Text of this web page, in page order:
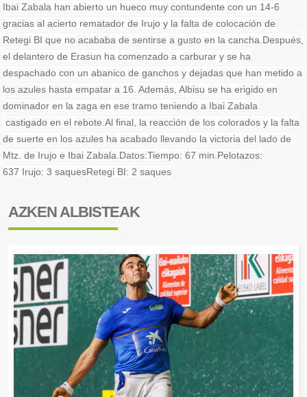
Ibai Zabala han abierto un hueco muy contundente con un 14-6
gracias al acierto rematador de Irujo y la falta de colocación de
Retegi BI que no acababa de sentirse a gusto en la cancha.Después,
el delantero de Erasun ha comenzado a carburar y se ha
despachado con un abanico de ganchos y dejadas que han metido a
los azules hasta empatar a 16. Además, Albisu se ha erigido en
dominador en la zaga en ese tramo teniendo a Ibai Zabala
castigado en el rebote.Al final, la reacción de los colorados y la falta
de suerte en los azules ha acabado llevando la victoria del lado de
Mtz. de Irujo e Ibai Zabala.Datos:Tiempo: 67 min.Pelotazos:
637 Irujo: 3 saquesRetegi BI: 2 saques
AZKEN ALBISTEAK